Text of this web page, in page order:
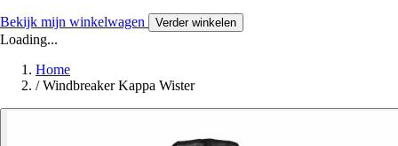
Bekijk mijn winkelwagen Verder winkelen
Loading...
Home
/ Windbreaker Kappa Wister